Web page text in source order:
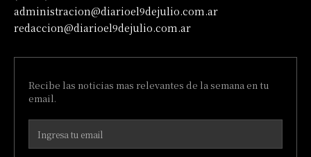
administracion@diarioel9dejulio.com.ar
redaccion@diarioel9dejulio.com.ar
Recibe las noticias mas relevantes de la semana en tu
email.